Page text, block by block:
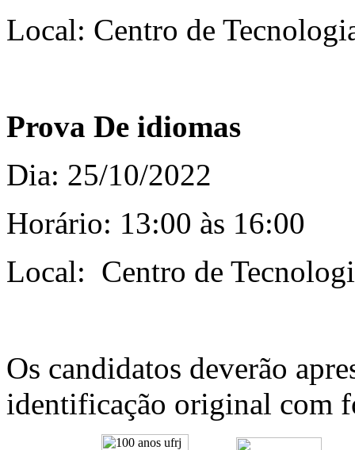
Local: Centro de
Prova De idiomas
Dia: 25/10/2022
Horário: 13:00 às 16:00
Local: Centro de
Os candidatos deverão
identificação original com